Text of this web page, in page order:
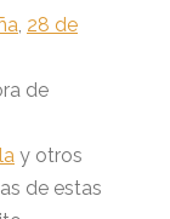
28 de
de
y otros
de estas